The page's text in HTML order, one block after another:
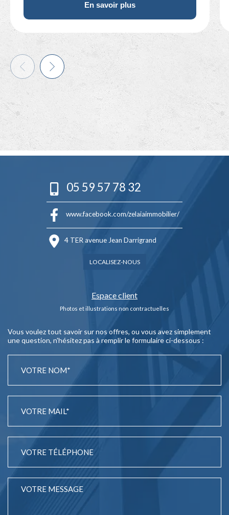
En savoir plus
05 59 57 78 32
www.facebook.com/zelaiaimmobilier/
4 TER avenue Jean Darrigrand
LOCALISEZ-NOUS
Espace client
Photos et illustrations non contractuelles
Vous voulez tout savoir sur nos offres, ou vous avez simplement
une question, n'hésitez pas à remplir le formulaire ci-dessous :